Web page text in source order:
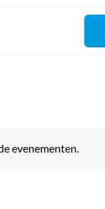
evenementen.